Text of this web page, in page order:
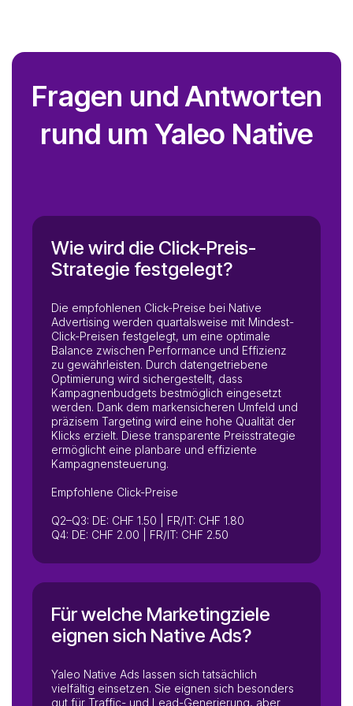
AI Optimisation
Fragen und Antworten
rund um Yaleo Native
Wie wird die Click-Preis-
Strategie festgelegt?
Die empfohlenen Click-Preise bei Native
Advertising werden quartalsweise mit Mindest-
Click-Preisen festgelegt, um eine optimale
Balance zwischen Performance und Effizienz
zu gewährleisten. Durch datengetriebene
Optimierung wird sichergestellt, dass
Kampagnenbudgets bestmöglich eingesetzt
werden. Dank dem markensicheren Umfeld und
präzisem Targeting wird eine hohe Qualität der
Klicks erzielt. Diese transparente Preisstrategie
ermöglicht eine planbare und effiziente
Kampagnensteuerung.
Empfohlene Click-Preise
Q2–Q3: DE: CHF 1.50 | FR/IT: CHF 1.80
Q4: DE: CHF 2.00 | FR/IT: CHF 2.50
Für welche Marketingziele
eignen sich Native Ads?
Yaleo Native Ads lassen sich tatsächlich
vielfältig einsetzen. Sie eignen sich besonders
gut für Traffic- und Lead-Generierung, aber